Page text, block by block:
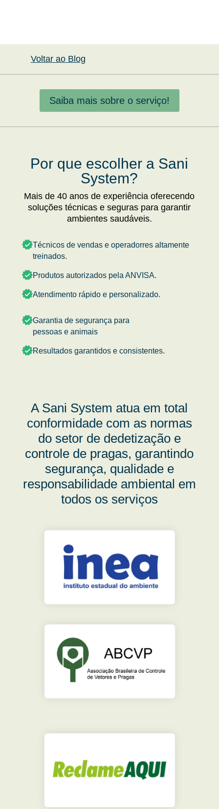
Voltar ao Blog
Saiba mais sobre o serviço!
Por que escolher a Sani
System?
Mais de 40 anos de experiência oferecendo
soluções técnicas e seguras para garantir
ambientes saudáveis.
Técnicos de vendas e operadorres altamente
treinados.
Produtos autorizados pela ANVISA.
Atendimento rápido e personalizado.
Garantia de segurança para
pessoas e animais
Resultados garantidos e consistentes.
A Sani System atua em total
conformidade com as normas
do setor de dedetização e
controle de pragas, garantindo
segurança, qualidade e
responsabilidade ambiental em
todos os serviços